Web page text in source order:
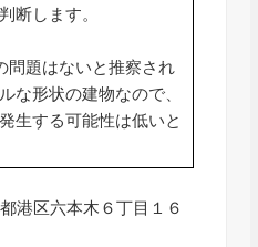
断します。
問題はないと推察され
な形状の建物なので、
生する可能性は低いと
港区六本木６丁目１６